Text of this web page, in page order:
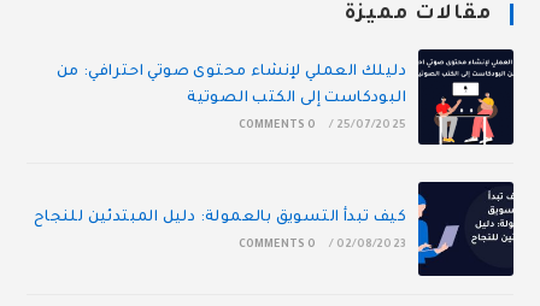
مقالات مميزة
دليلك العملي لإنشاء محتوى صوتي احترافي: من
البودكاست إلى الكتب الصوتية
25/07/2025
/
0 COMMENTS
كيف تبدأ التسويق بالعمولة: دليل المبتدئين للنجاح
02/08/2023
/
0 COMMENTS